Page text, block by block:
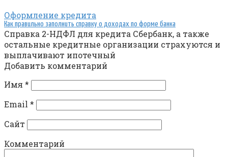
Оформление кредита
Как правильно заполнить справку о доходах по форме банка
Справка 2-НДФЛ для кредита Сбербанк, а также
остальные кредитные организации страхуются и
выплачивают ипотечный
Добавить комментарий
Имя *
Email *
Сайт
Комментарий